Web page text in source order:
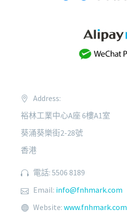
Address:
裕林工業中心A座 6樓A1室
葵涌葵樂街2-28號
香港
電話: 5506 8189
Email: info@fnhmark.com
Website: www.fnhmark.com